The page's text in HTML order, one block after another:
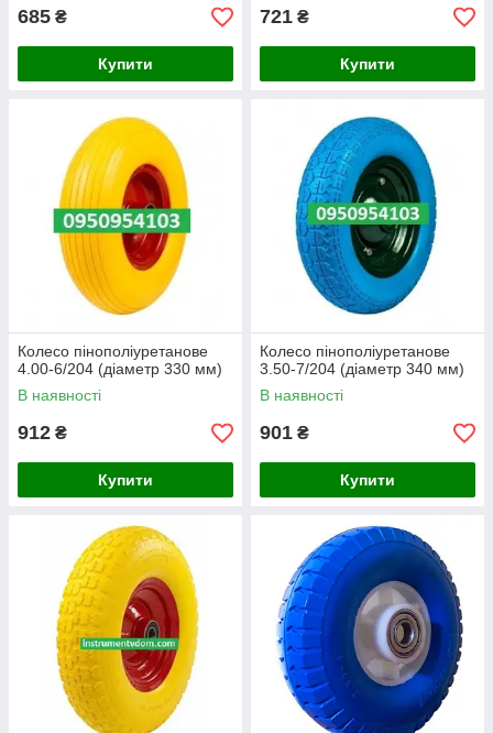
685 ₴
Купити
721 ₴
Купити
Колесо пінополіуретанове
4.00-6/204 (діаметр 330 мм)
В наявності
912 ₴
Купити
Колесо пінополіуретанове
3.50-7/204 (діаметр 340 мм)
В наявності
901 ₴
Купити